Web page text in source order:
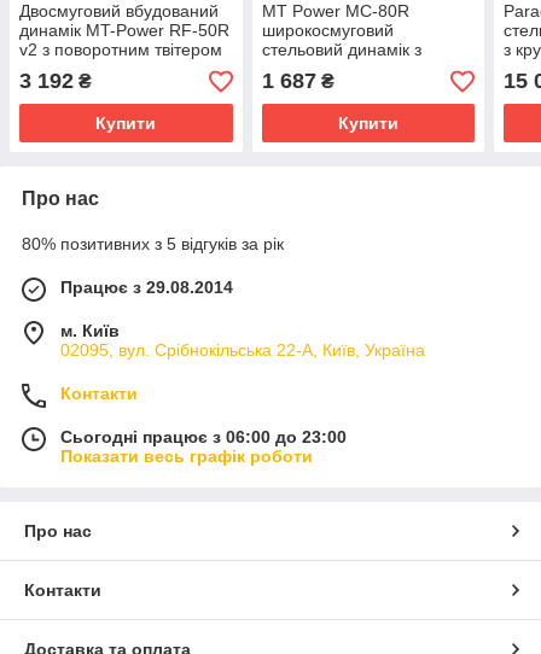
Двосмуговий вбудований
динамік MT-Power RF-50R
v2 з поворотним твітером
3/4 дюйма
3 192 ₴
Купити
MT Power MC-80R
широкосмуговий
стельовий динамік з
круглим грилем
1 687₴
Купити
з
15
Про нас
80% позитивних з 5 відгуків за рік
Працює з 29.08.2014
м. Київ
02095, вул. Срібнокільська 22-А, Київ, Україна
Контакти
Сьогодні працює з 06:00 до 23:00
Показати весь графік роботи
Про нас
Контакти
Доставка та оплата